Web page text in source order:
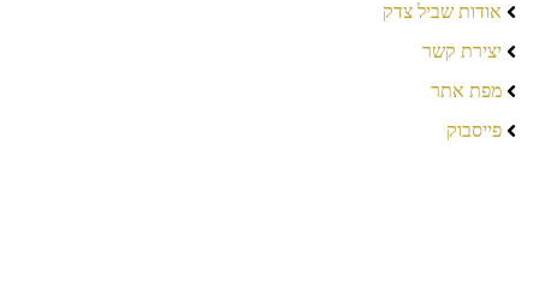
אודות שביל צדק
יצירת קשר
מפת אתר
פייסבוק